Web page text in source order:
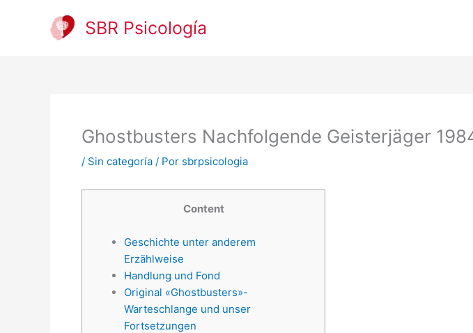
SBR Psicología
Ghostbusters Nachfolgende Geisterjäger
/ Sin categoría / Por sbrpsicologia
Content
Geschichte unter anderem
Erzählweise
Handlung und Fond
Original «Ghostbusters»-
Warteschlange und unser
Fortsetzungen